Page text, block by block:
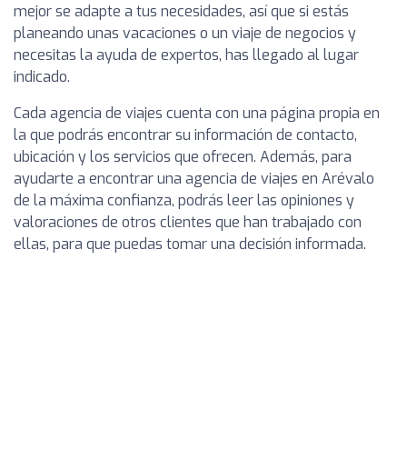
mejor se adapte a tus necesidades, así que si estás
planeando unas vacaciones o un viaje de negocios y
necesitas la ayuda de expertos, has llegado al lugar
indicado.
Cada agencia de viajes cuenta con una página propia en
la que podrás encontrar su información de contacto,
ubicación y los servicios que ofrecen. Además, para
ayudarte a encontrar una agencia de viajes en Arévalo
de la máxima confianza, podrás leer las opiniones y
valoraciones de otros clientes que han trabajado con
ellas, para que puedas tomar una decisión informada.